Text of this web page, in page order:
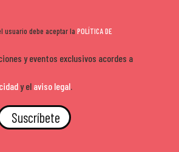
usuario debe aceptar la POLÍTICA DE
y eventos exclusivos acordes a
y el aviso legal
Suscríbete